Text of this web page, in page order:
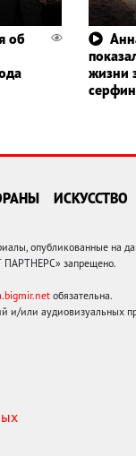
об
жизни
ИСКУССТВО
опубликованные на
ПАРТНЕРС» запрещено.
обязательна.
или аудиовизуальных